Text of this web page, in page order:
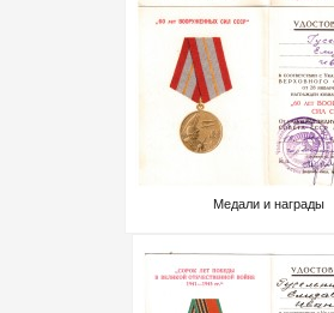
Медали и награды